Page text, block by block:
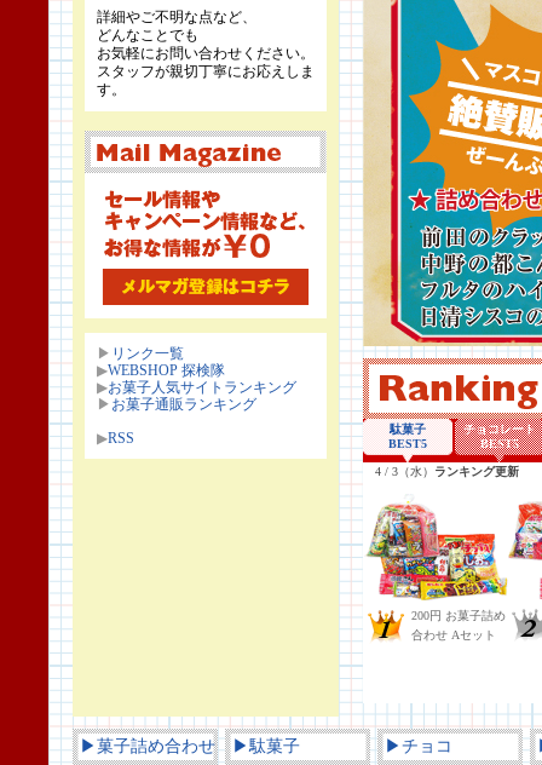
詳細やご不明な点など、
どんなことでも
お気軽にお問い合わせください。
スタッフが親切丁寧にお応えしま
す。
▶ リンク一覧
▶WEBSHOP 探検隊
▶お菓子人気サイトランキング
▶ お菓子通販ランキング
▶RSS
▶菓子詰め合わせ ▶駄菓子 ▶チョコ